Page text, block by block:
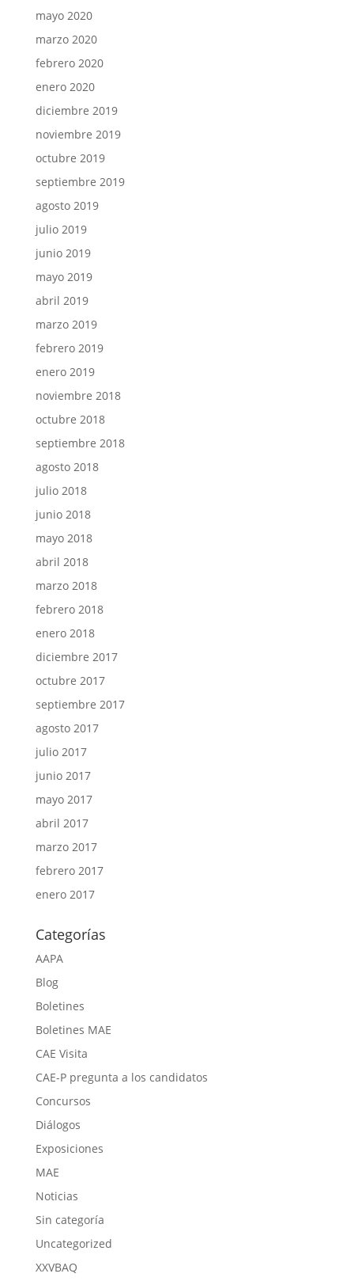
mayo 2020
marzo 2020
febrero 2020
enero 2020
diciembre 2019
noviembre 2019
octubre 2019
septiembre 2019
agosto 2019
julio 2019
junio 2019
mayo 2019
abril 2019
marzo 2019
febrero 2019
enero 2019
noviembre 2018
octubre 2018
septiembre 2018
agosto 2018
julio 2018
junio 2018
mayo 2018
abril 2018
marzo 2018
febrero 2018
enero 2018
diciembre 2017
octubre 2017
septiembre 2017
agosto 2017
julio 2017
junio 2017
mayo 2017
abril 2017
marzo 2017
febrero 2017
enero 2017
Categorías
AAPA
Blog
Boletines
Boletines MAE
CAE Visita
CAE-P pregunta a los candidatos
Concursos
Diálogos
Exposiciones
MAE
Noticias
Sin categoría
Uncategorized
XXVBAQ